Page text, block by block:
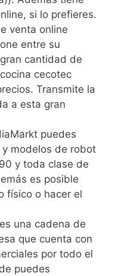
si lo prefieres.
venta online
entre su
cantidad de
cecotec
Transmite la
a esta gran
puedes
modelos de robot
y toda clase de
es posible
físico o hacer el
una cadena de
que cuenta con
por todo el
puedes